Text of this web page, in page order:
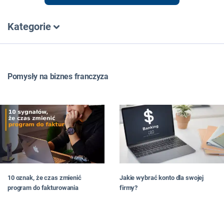
Kategorie
FRANCZYZA
JAKI BIZNES PROWADZIĆ
W MIEŚCIE
DLA PAŃ
NA WSI
W INTERNECIE
#RATUJBIZNES
Pomysły na biznes franczyza
10 oznak, że czas zmienić
program do fakturowania
Jakie wybrać konto dla swojej
firmy?